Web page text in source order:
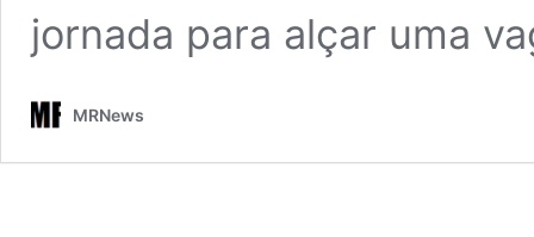
jornada para alçar uma
MRNews